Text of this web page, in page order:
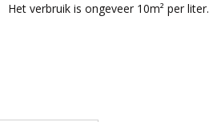
Het verbruik is ongeveer 10m² per liter.